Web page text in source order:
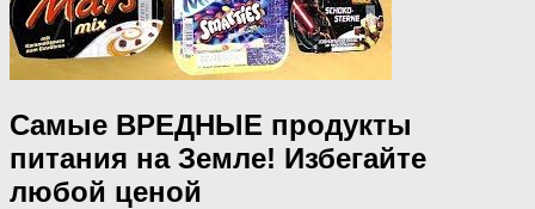
Самые ВРЕДНЫЕ продукты
питания на Земле! Избегайте
любой ценой